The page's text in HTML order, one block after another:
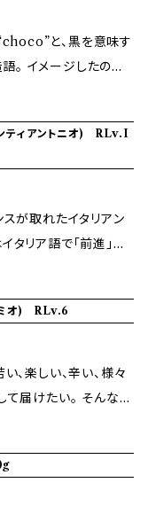
完熟した種子のある
ルーツを感じられる
と、黒を意味す
は、
られた最も重厚感の
とって満足感の高い1
ティアントニオ) RLv.I
スが取れたイタリアン
方法を取り入れた、柔
ンドです。 2021年
オ) RLv.6
、楽しい、辛い、様々
届けたい。 そんなオ
甘酸っぱい濃厚なコク